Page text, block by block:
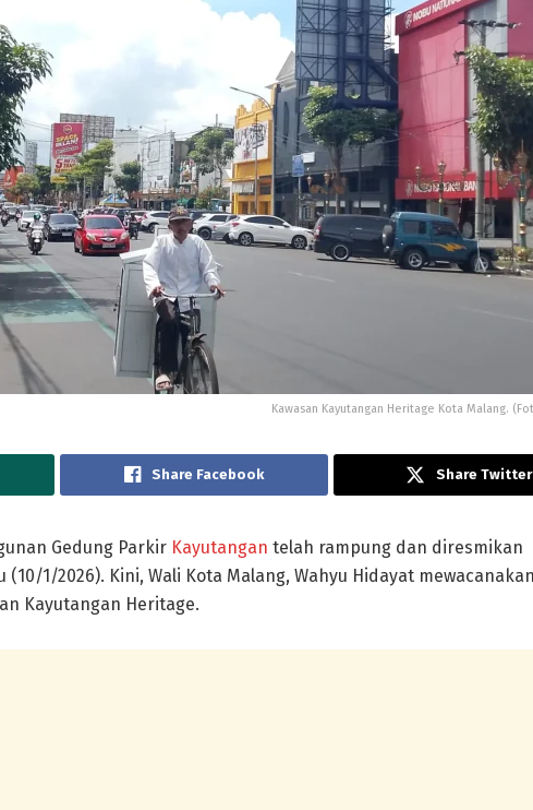
Kawasan Kayutangan Heritage Kota Malang.
Share Facebook Share Twitter
Gedung Parkir Kayutangan telah rampung dan diresmikan
1/2026). Kini, Wali Kota Malang, Wahyu Hidayat mewacanakan
Kayutangan Heritage.